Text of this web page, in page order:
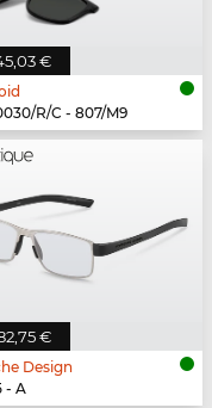
€
R/C - 807/M9
€
Design
- A